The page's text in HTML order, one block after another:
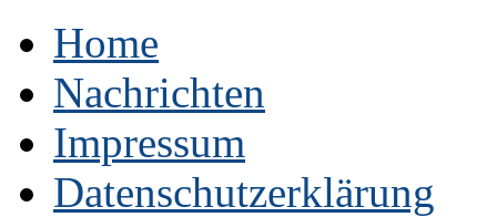
Home
Nachrichten
Impressum
Datenschutzerklärung